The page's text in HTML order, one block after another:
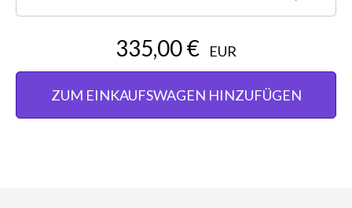
335,00 € EUR
ZUM EINKAUFSWAGEN HINZUFÜGEN